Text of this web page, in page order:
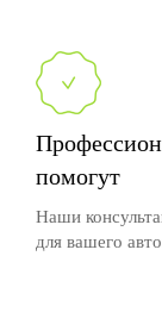
помогут
Наши
для вашего